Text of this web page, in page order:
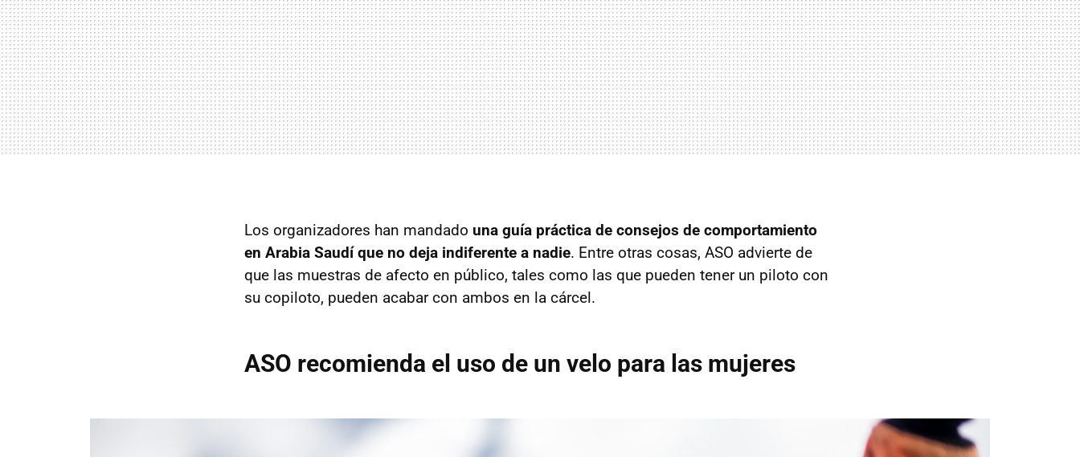
Los organizadores han mandado una guía práctica de consejos de comportamiento
en Arabia Saudí que no deja indiferente a nadie. Entre otras cosas, ASO advierte de
que las muestras de afecto en público, tales como las que pueden tener un piloto con
su copiloto, pueden acabar con ambos en la cárcel.
ASO recomienda el uso de un velo para las mujeres